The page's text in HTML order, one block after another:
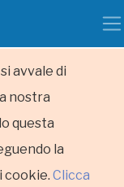
avvale di
nostra
questa
la
cookie. Clicca